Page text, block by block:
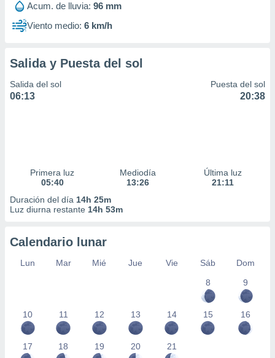
Acum. de lluvia: 96 mm
Viento medio: 6 km/h
Salida y Puesta del sol
Salida del sol
06:13
Puesta del sol
20:38
Primera luz
05:40
Mediodía
13:26
Última luz
21:11
Duración del día 14h 25m
Luz diurna restante 14h 53m
Calendario lunar
Lun Mar Mié Jue Vie Sáb
Dom
8
9
10 11 12 13 14 15 16
17 18 19 20 21